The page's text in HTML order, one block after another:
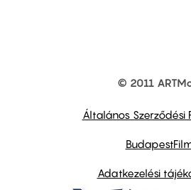
© 2011
Általános Szerződési
Adatkezelési